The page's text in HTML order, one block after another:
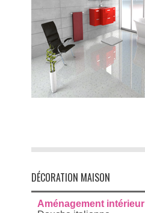
DÉCORATION MAISON
Aménagement intérieur